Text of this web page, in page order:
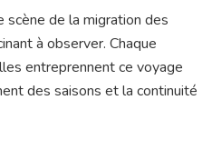
scène de la migration des
à observer. Chaque
entreprennent ce voyage
des saisons et la continuité